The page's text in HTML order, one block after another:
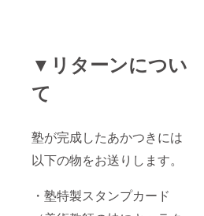
▼リターンについ
て
塾が完成したあかつきには
以下の物をお送りします。
・塾特製スタンプカード